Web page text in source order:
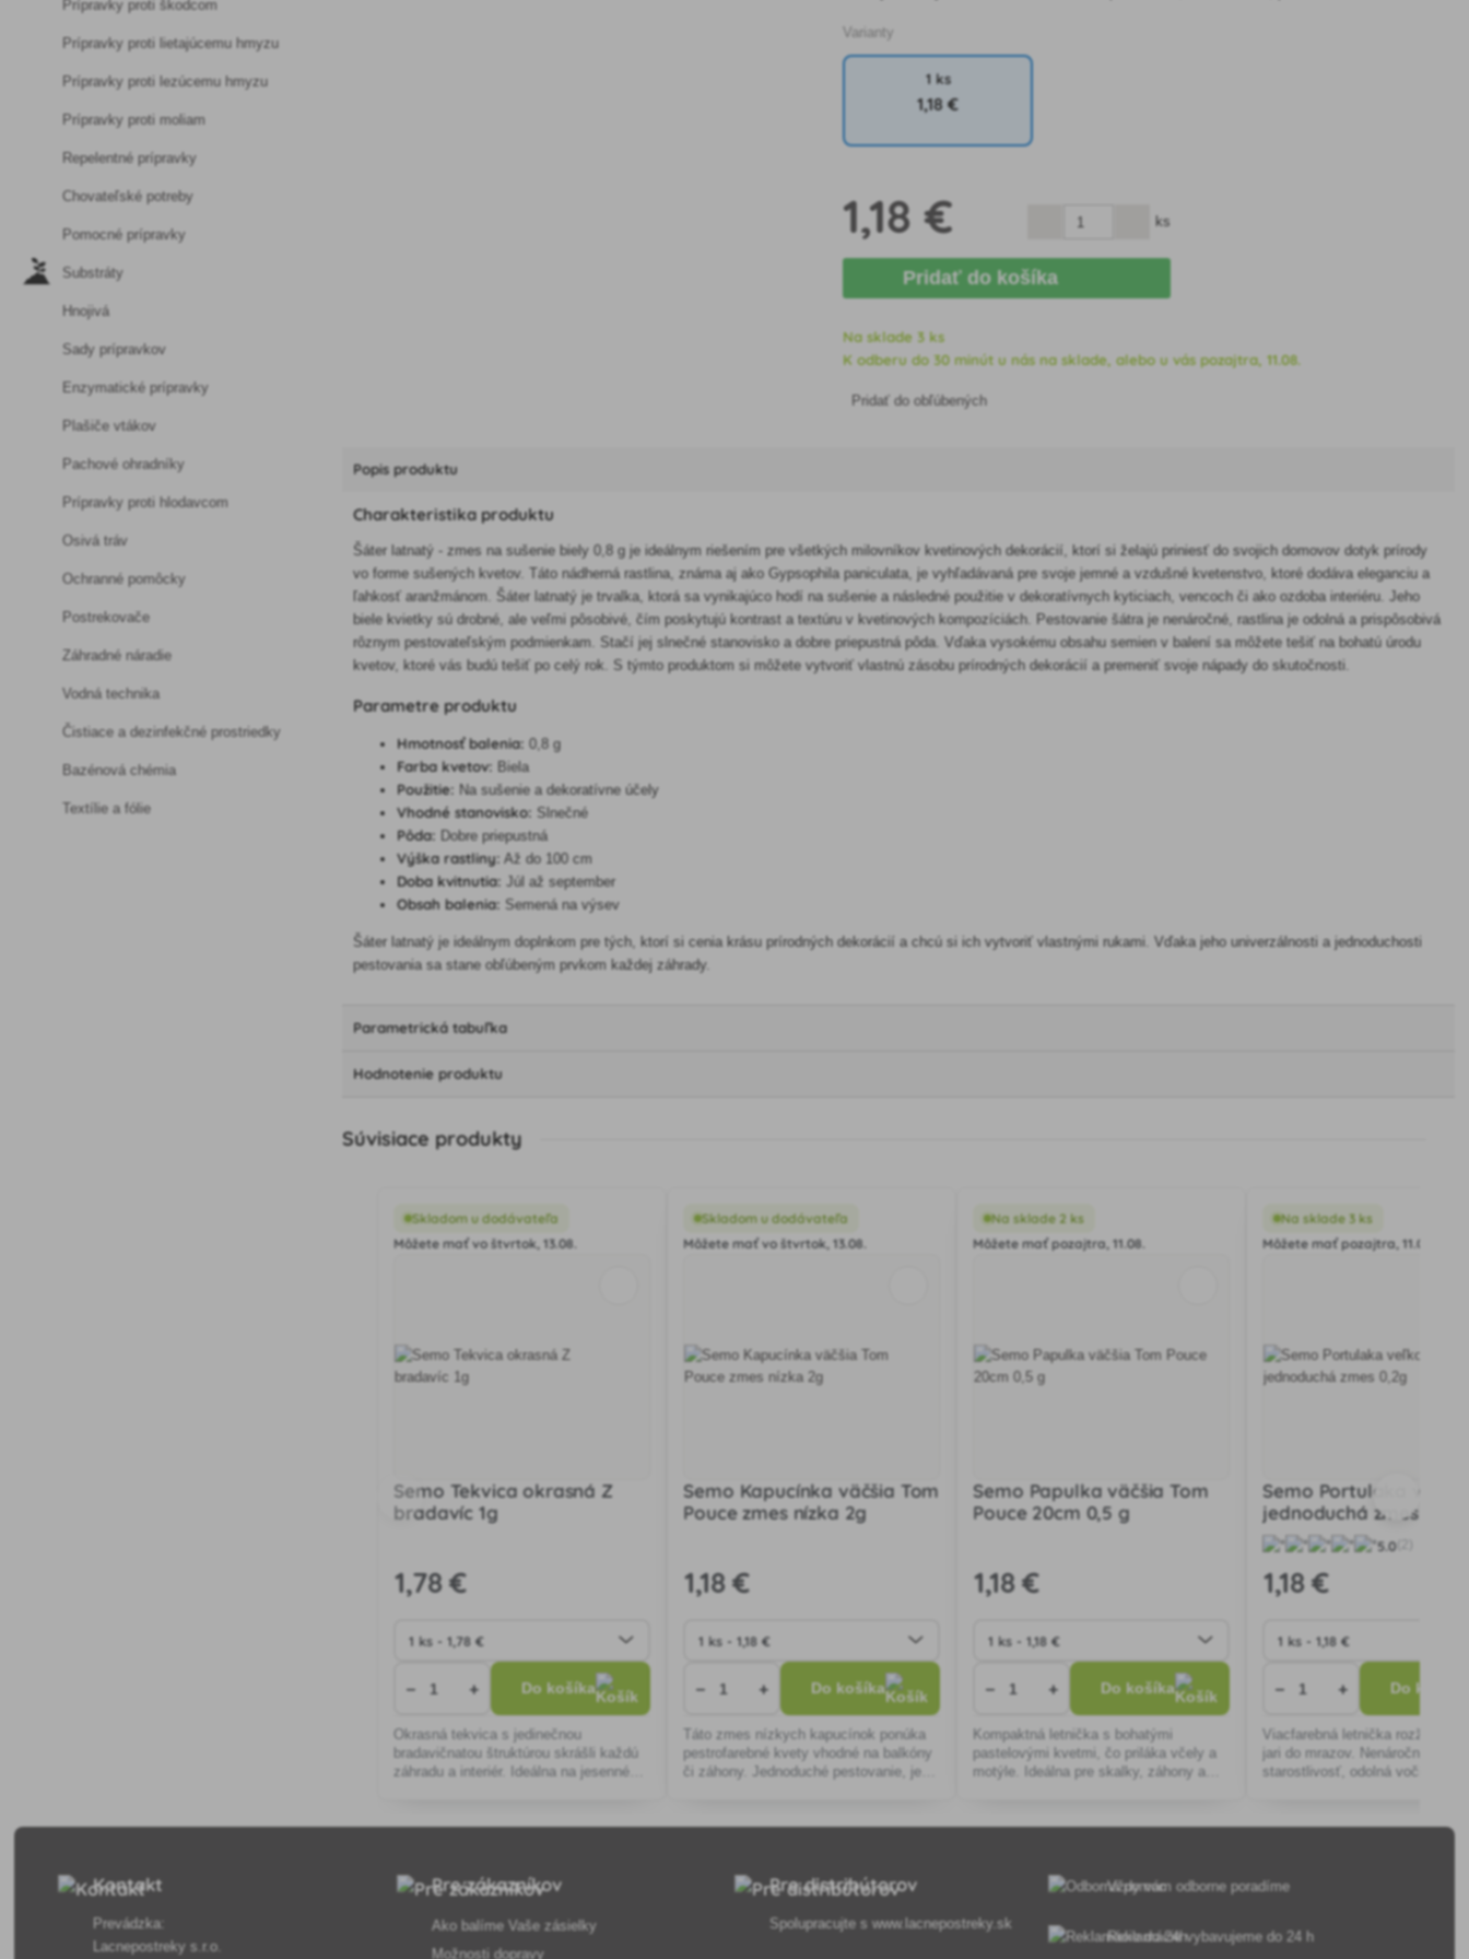
Prípravky proti škodcom
Prípravky proti lietajúcemu hmyzu
Prípravky proti lezúcemu hmyzu
Prípravky proti moliam
Repelentné prípravky
Chovateľské potreby
Pomocné prípravky
Substráty
Hnojivá
Sady prípravkov
Enzymatické prípravky
Plašiče vtákov
Pachové ohradníky
Prípravky proti hlodavcom
Osivá tráv
Ochranné pomôcky
Postrekovače
Záhradné náradie
Vodná technika
Čistiace a dezinfekčné prostriedky
Bazénová chémia
Textílie a fólie
Varianty
1 ks
1,18 €
1,18 € ks
Pridať do košíka
Na sklade 3 ks
K odberu do 30 minút u nás na sklade, alebo u vás pozajtra, 11.08.
Pridať do obľúbených
Popis produktu
Charakteristika produktu
Šáter latnatý - zmes na sušenie biely 0,8 g je ideálnym riešením pre všetkých milovníkov kvetinových dekorácií, ktorí si želajú priniesť do svojich domovov dotyk prírody
vo forme sušených kvetov. Táto nádherná rastlina, známa aj ako Gypsophila paniculata, je vyhľadávaná pre svoje jemné a vzdušné kvetenstvo, ktoré dodáva eleganciu a
ľahkosť aranžmánom. Šáter latnatý je trvalka, ktorá sa vynikajúco hodí na sušenie a následné použitie v dekoratívnych kyticiach, vencoch či ako ozdoba interiéru. Jeho
biele kvietky sú drobné, ale veľmi pôsobivé, čím poskytujú kontrast a textúru v kvetinových kompozíciách. Pestovanie šátra je nenáročné, rastlina je odolná a prispôsobivá
rôznym pestovateľským podmienkam. Stačí jej slnečné stanovisko a dobre priepustná pôda. Vďaka vysokému obsahu semien v balení sa môžete tešiť na bohatú úrodu
kvetov, ktoré vás budú tešiť po celý rok. S týmto produktom si môžete vytvoriť vlastnú zásobu prírodných dekorácií a premeniť svoje nápady do skutočnosti.
Parametre produktu
Hmotnosť balenia: 0,8 g
Farba kvetov: Biela
Použitie: Na sušenie a dekoratívne účely
Vhodné stanovisko: Slnečné
Pôda: Dobre priepustná
Výška rastliny: Až do 100 cm
Doba kvitnutia: Júl až september
Obsah balenia: Semená na výsev
Šáter latnatý je ideálnym doplnkom pre tých, ktorí si cenia krásu prírodných dekorácií a chcú si ich vytvoriť vlastnými rukami. Vďaka jeho univerzálnosti a jednoduchosti
pestovania sa stane obľúbeným prvkom každej záhrady.
Parametrická tabuľka
Hodnotenie produktu
Súvisiace produkty
Skladom u dodávateľa
Môžete mať vo štvrtok, 13.08.
Semo Tekvica okrasná Z
bradavíc 1g
1,78 €
− + Do košíka
Okrasná tekvica s jedinečnou
bradavičnatou štruktúrou skrášli každú
záhradu a interiér. Ideálna na jesenné
Skladom u dodávateľa
Môžete mať vo štvrtok, 13.08.
Semo Kapucínka väčšia Tom
Pouce zmes nízka 2g
1,18 €
− + Do košíka
Táto zmes nízkych kapucínok ponúka
pestrofarebné kvety vhodné na balkóny
či záhony. Jednoduché pestovanie, jedlé
Na sklade 2 ks
Môžete mať pozajtra, 11.08.
Semo Papulka väčšia Tom
Pouce 20cm 0,5 g
1,18 €
− + Do košíka
Kompaktná letnička s bohatými
pastelovými kvetmi, čo priláka včely a
motýle. Ideálna pre skalky, záhony a
Na sklade 3 ks
Môžete mať pozajtra, 11.08.
Semo Portulaka
jednoduchá zmes 0,2g
5.0
1,18 €
− + Do košíka
Viacfarebná letnička rozžiari
jari do mrazov. Nenáročná na
starostlivosť, odolná voči
Kontakt
Prevádzka:
Lacnepostreky s.r.o.
Pre zákazníkov
Ako balíme Vaše zásielky
Možnosti dopravy
Pre distribútorov
Spolupracujte swww.lacnepostreky.sk
Vždy vám odborne poradíme
Reklamácie vybavujeme do 24 h